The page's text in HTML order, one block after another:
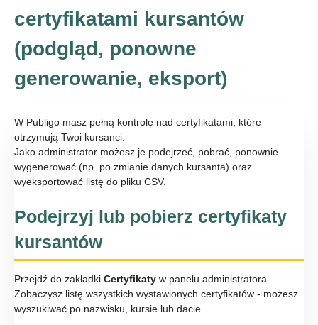
certyfikatami kursantów
(podgląd, ponowne
generowanie, eksport)
W Publigo masz pełną kontrolę nad certyfikatami, które
otrzymują Twoi kursanci.
Jako administrator możesz je podejrzeć, pobrać, ponownie
wygenerować (np. po zmianie danych kursanta) oraz
wyeksportować listę do pliku CSV.
Podejrzyj lub pobierz certyfikaty
kursantów
Przejdź do zakładki Certyfikaty w panelu administratora.
Zobaczysz listę wszystkich wystawionych certyfikatów - możesz
wyszukiwać po nazwisku, kursie lub dacie.